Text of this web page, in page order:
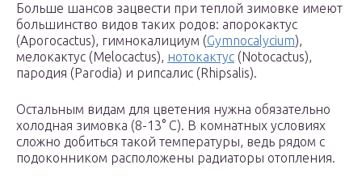
Больше шансов зацвести при теплой зимовке имеют
большинство видов таких родов: апорокактус
(Aporocactus), гимнокалициум (Gymnocalycium),
мелокактус (Melocactus), нотокактус (Notocactus),
пародия (Parodia) и рипсалис (Rhipsalis).
Остальным видам для цветения нужна обязательно
холодная зимовка (8-13° С). В комнатных условиях
сложно добиться такой температуры, ведь рядом с
подоконником расположены радиаторы отопления.